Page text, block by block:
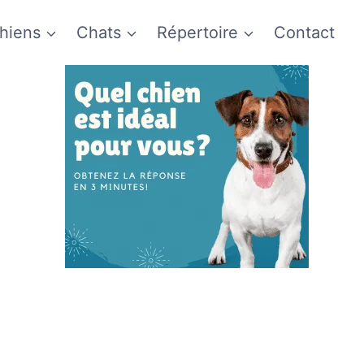
Chats Répertoire Contact